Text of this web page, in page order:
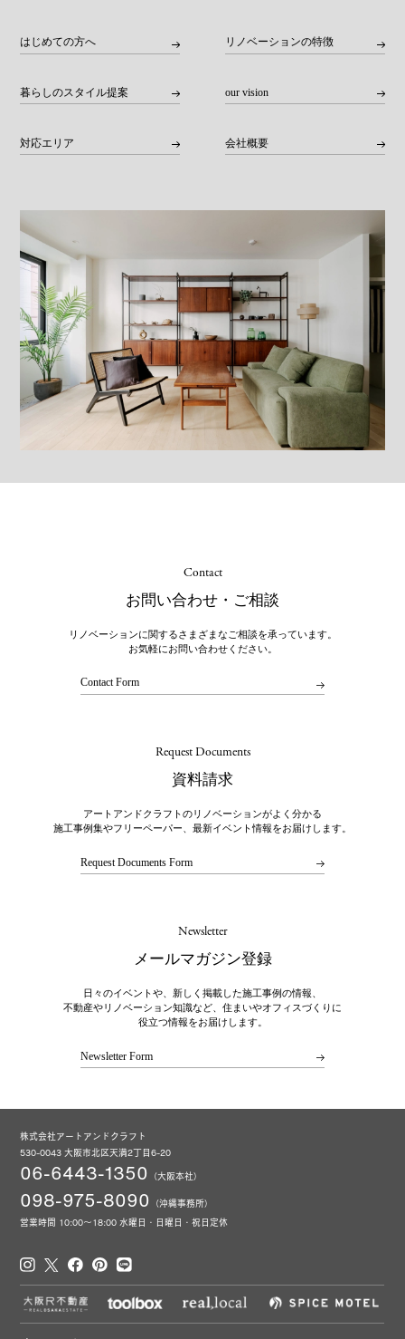
はじめての方へ リノベーションの特徴
暮らしのスタイル提案 our vision
対応エリア 会社概要
Contact
お問い合わせ・ご相談
リノベーションに関するさまざまなご相談を承っています。
お気軽にお問い合わせください。
Contact Form
Request Documents
資料請求
アートアンドクラフトのリノベーションがよく分かる
施工事例集やフリーペーパー、最新イベント情報をお届けします。
Request Documents Form
Newsletter
メールマガジン登録
日々のイベントや、新しく掲載した施工事例の情報、
不動産やリノベーション知識など、住まいやオフィスづくりに
役立つ情報をお届けします。
Newsletter Form
株式会社アートアンドクラフト
530-0043 大阪市北区天満2丁目6-20
06-6443-1350 （大阪本社）
098-975-8090
（沖縄事務所）
営業時間 10:00～18:00 水曜日・日曜日・祝日定休